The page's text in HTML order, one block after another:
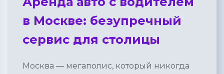
в Москве: безупречный
сервис для столицы
Москва — мегаполис, который никогда